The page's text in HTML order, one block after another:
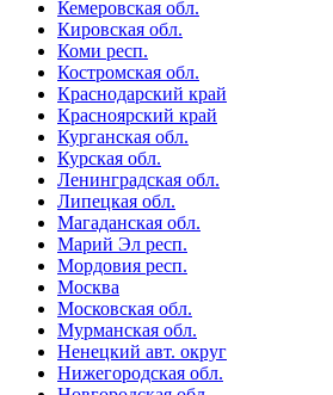
Кемеровская обл.
Кировская обл.
Коми респ.
Костромская обл.
Краснодарский край
Красноярский край
Курганская обл.
Курская обл.
Ленинградская обл.
Липецкая обл.
Магаданская обл.
Марий Эл респ.
Мордовия респ.
Москва
Московская обл.
Мурманская обл.
Ненецкий авт. округ
Нижегородская обл.